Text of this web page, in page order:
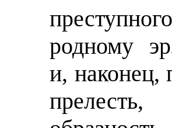
родному
и, наконец,